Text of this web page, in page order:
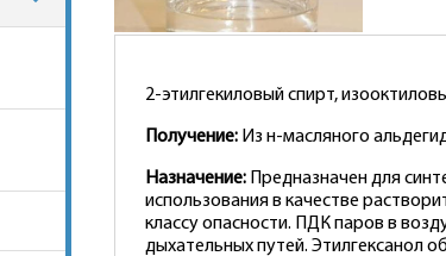
2-этилгекиловый спирт,
Получение: Из н-масляного
Назначение: Предназначен для
использования в качестве
классу опасности. ПДК паров в
дыхательных путей. Этилгексанол